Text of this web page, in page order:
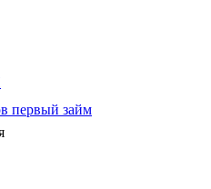
первый займ